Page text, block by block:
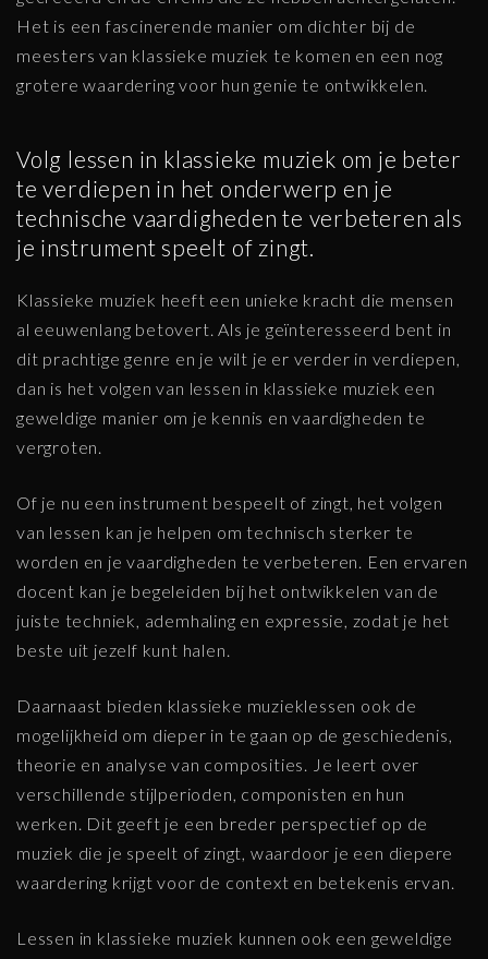
Het is een fascinerende manier om dichter bij de
meesters van klassieke muziek te komen en een nog
grotere waardering voor hun genie te ontwikkelen.
Volg lessen in klassieke muziek om je beter
te verdiepen in het onderwerp en je
technische vaardigheden te verbeteren als
je instrument speelt of zingt.
Klassieke muziek heeft een unieke kracht die mensen
al eeuwenlang betovert. Als je geïnteresseerd bent in
dit prachtige genre en je wilt je er verder in verdiepen,
dan is het volgen van lessen in klassieke muziek een
geweldige manier om je kennis en vaardigheden te
vergroten.
Of je nu een instrument bespeelt of zingt, het volgen
van lessen kan je helpen om technisch sterker te
worden en je vaardigheden te verbeteren. Een ervaren
docent kan je begeleiden bij het ontwikkelen van de
juiste techniek, ademhaling en expressie, zodat je het
beste uit jezelf kunt halen.
Daarnaast bieden klassieke muzieklessen ook de
mogelijkheid om dieper in te gaan op de geschiedenis,
theorie en analyse van composities. Je leert over
verschillende stijlperioden, componisten en hun
werken. Dit geeft je een breder perspectief op de
muziek die je speelt of zingt, waardoor je een diepere
waardering krijgt voor de context en betekenis ervan.
Lessen in klassieke muziek kunnen ook een geweldige